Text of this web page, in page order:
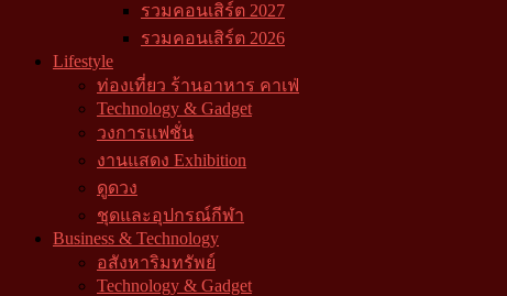
รวมคอนเสิร์ต 2027
รวมคอนเสิร์ต 2026
Lifestyle
ท่องเที่ยว ร้านอาหาร คาเฟ่
Technology & Gadget
วงการแฟชั่น
งานแสดง Exhibition
ดูดวง
ชุดและอุปกรณ์กีฬา
Business & Technology
อสังหาริมทรัพย์
Technology & Gadget